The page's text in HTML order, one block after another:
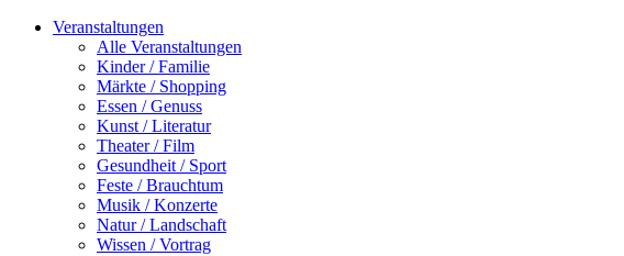
Veranstaltungen
Alle Veranstaltungen
Kinder / Familie
Märkte / Shopping
Essen / Genuss
Kunst / Literatur
Theater / Film
Gesundheit / Sport
Feste / Brauchtum
Musik / Konzerte
Natur / Landschaft
Wissen / Vortrag